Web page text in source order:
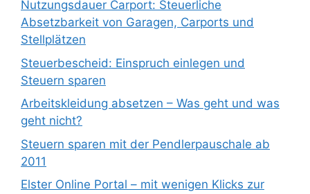
Nutzungsdauer Carport: Steuerliche
Absetzbarkeit von Garagen, Carports und
Stellplätzen
Steuerbescheid: Einspruch einlegen und
Steuern sparen
Arbeitskleidung absetzen – Was geht und was
geht nicht?
Steuern sparen mit der Pendlerpauschale ab
2011
Elster Online Portal – mit wenigen Klicks zur